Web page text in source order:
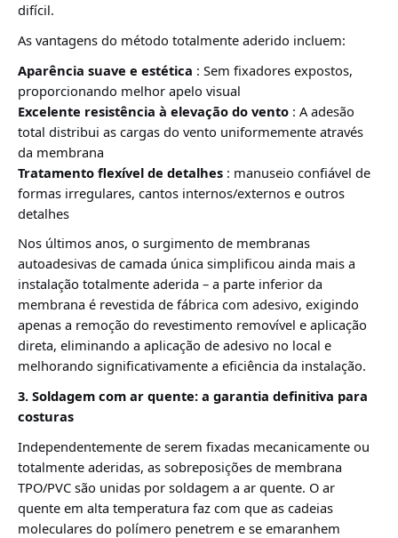
difícil.
As vantagens do método totalmente aderido incluem:
Aparência suave e estética : Sem fixadores expostos,
proporcionando melhor apelo visual
Excelente resistência à elevação do vento : A adesão
total distribui as cargas do vento uniformemente através
da membrana
Tratamento flexível de detalhes : manuseio confiável de
formas irregulares, cantos internos/externos e outros
detalhes
Nos últimos anos, o surgimento de membranas
autoadesivas de camada única simplificou ainda mais a
instalação totalmente aderida – a parte inferior da
membrana é revestida de fábrica com adesivo, exigindo
apenas a remoção do revestimento removível e aplicação
direta, eliminando a aplicação de adesivo no local e
melhorando significativamente a eficiência da instalação.
3. Soldagem com ar quente: a garantia definitiva para
costuras
Independentemente de serem fixadas mecanicamente ou
totalmente aderidas, as sobreposições de membrana
TPO/PVC são unidas por soldagem a ar quente. O ar
quente em alta temperatura faz com que as cadeias
moleculares do polímero penetrem e se emaranhem